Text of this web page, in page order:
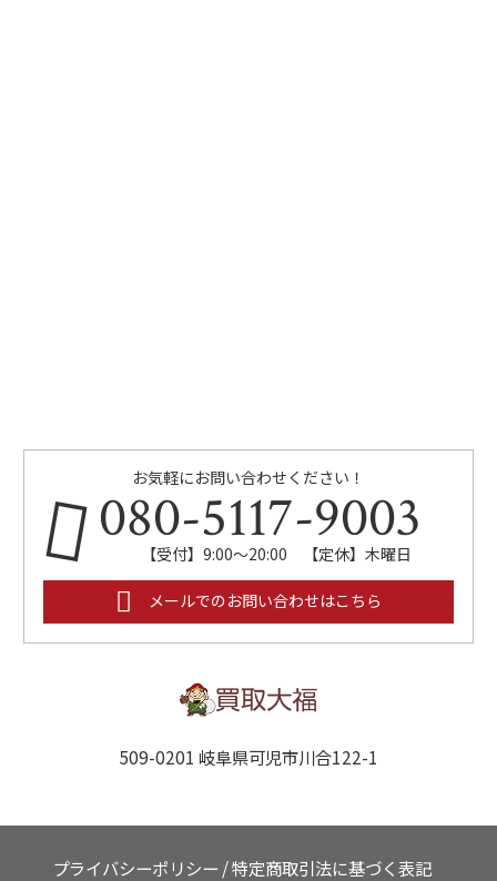
お気軽にお問い合わせください！
080-5117-9003
【受付】9:00～20:00 【定休】木曜日
メールでのお問い合わせはこちら
509-0201 岐阜県可児市川合122-1
プライバシーポリシー /特定商取引法に基づく表記